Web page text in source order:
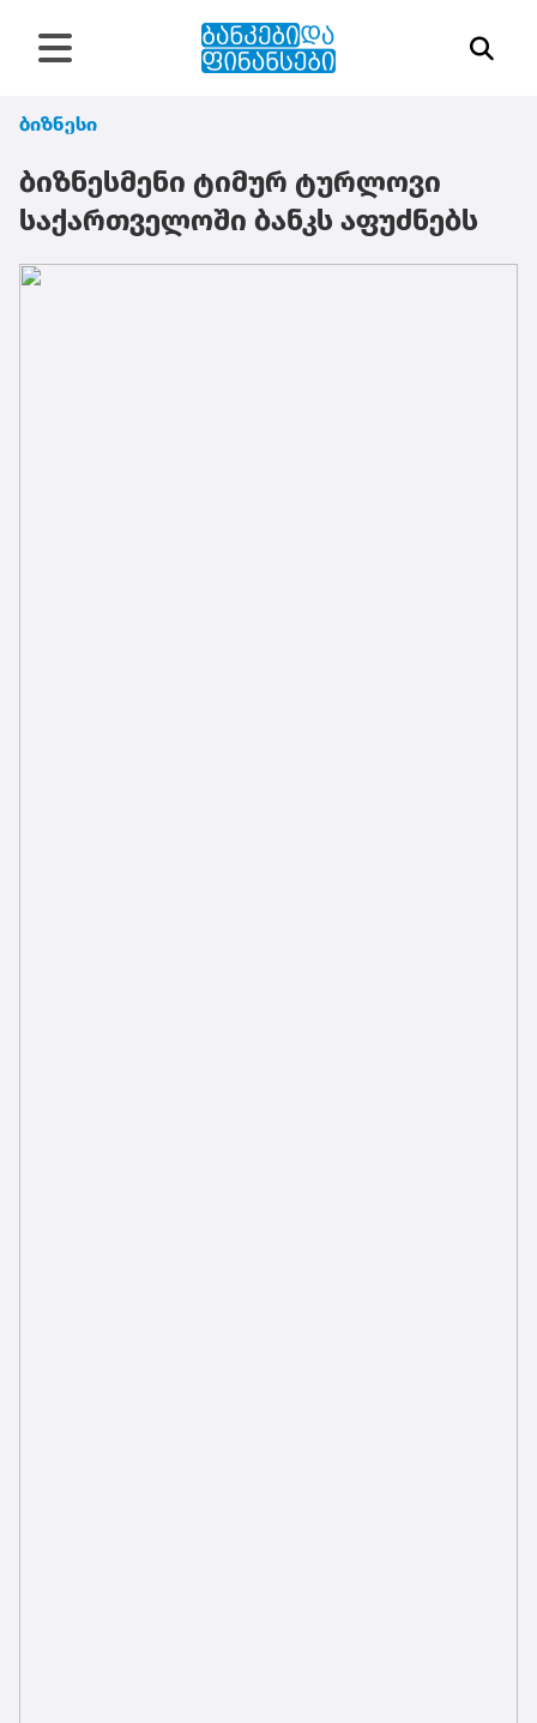
ბიზნესი
ბიზნესმენი ტიმურ ტურლოვი
საქართველოში ბანკს აფუძნებს